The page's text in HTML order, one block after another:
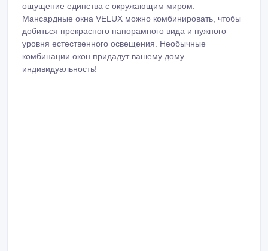
ощущение единства с окружающим миром.
Мансардные окна VELUX можно комбинировать, чтобы
добиться прекрасного панорамного вида и нужного
уровня естественного освещения. Необычные
комбинации окон придадут вашему дому
индивидуальность!